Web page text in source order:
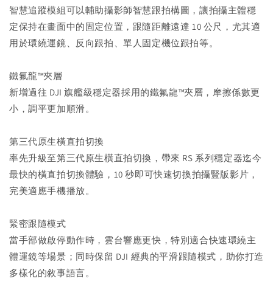
智慧追蹤模組可以輔助攝影師智慧跟拍構圖，讓拍攝主體穩
定保持在畫面中的固定位置，跟隨距離遠達 10 公尺，尤其適
用於環繞運鏡、反向跟拍、單人固定機位跟拍等。
鐵氟龍™夾層
新增過往 DJI 旗艦級穩定器採用的鐵氟龍™夾層，摩擦係數更
小，調平更加順滑。
第三代原生橫直拍切換
率先升級至第三代原生橫直拍切換，帶來 RS 系列穩定器迄今
最快的橫直拍切換體驗，10 秒即可快速切換拍攝豎版影片，
完美適應手機播放。
緊密跟隨模式
當手部做啟停動作時，雲台響應更快，特別適合快速環繞主
體運鏡等場景；同時保留 DJI 經典的平滑跟隨模式，助你打造
多樣化的敘事語言。